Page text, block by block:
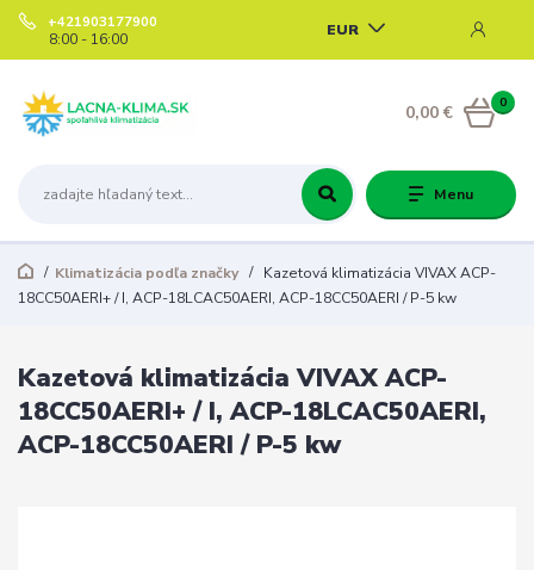
Menu
EUR
+421903177900
8:00 - 16:00
0
0,00 €
Klimatizácia podľa značky
Kazetová klimatizácia VIVAX ACP-
18CC50AERI+ / I, ACP-18LCAC50AERI, ACP-18CC50AERI / P-5 kw
Kazetová klimatizácia VIVAX ACP-
18CC50AERI+ / I, ACP-18LCAC50AERI,
ACP-18CC50AERI / P-5 kw